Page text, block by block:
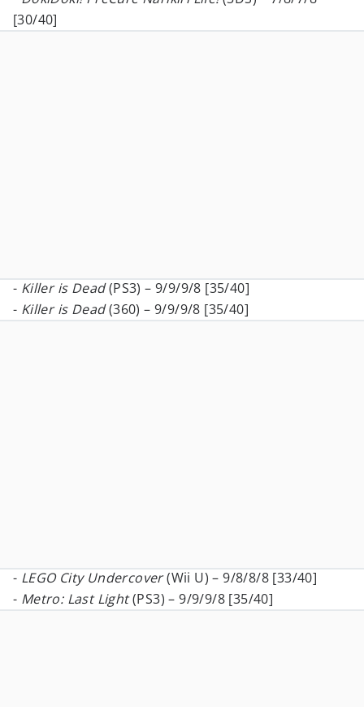
[30/40]
- Killer is Dead(PS3) – 9/9/9/8 [35/40]
- Killer is Dead(360) – 9/9/9/8 [35/40]
- LEGO City Undercover(Wii U) – 9/8/8/8 [33/40]
- Metro: Last Light(PS3) – 9/9/9/8 [35/40]